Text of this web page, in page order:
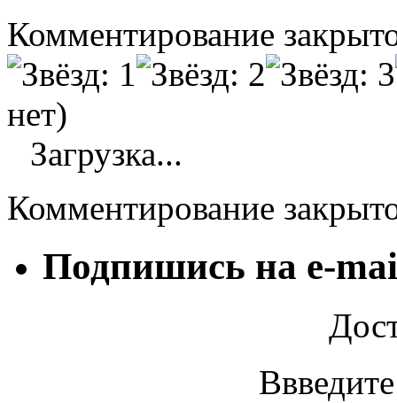
Комментирование
нет)
Загрузка...
Комментирование
Подпишись на e-